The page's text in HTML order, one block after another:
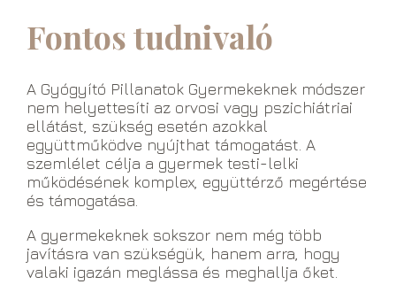
Fontos tudnivaló
A Gyógyító Pillanatok Gyermekeknek módszer
nem helyettesíti az orvosi vagy pszichiátriai
ellátást, szükség esetén azokkal
együttműködve nyújthat támogatást. A
szemlélet célja a gyermek testi-lelki
működésének komplex, együttérző megértése
és támogatása.
A gyermekeknek sokszor nem még több
javításra van szükségük, hanem arra, hogy
valaki igazán meglássa és meghallja őket.